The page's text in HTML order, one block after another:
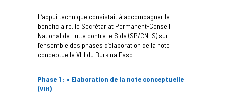
L’appui technique consistait à accompagner le
bénéficiaire, le Secrétariat Permanent-Conseil
National de Lutte contre le Sida (SP/CNLS) sur
l’ensemble des phases d’élaboration de la note
conceptuelle VIH du Burkina Faso :
Phase 1 : « Elaboration de la note conceptuelle
(VIH)